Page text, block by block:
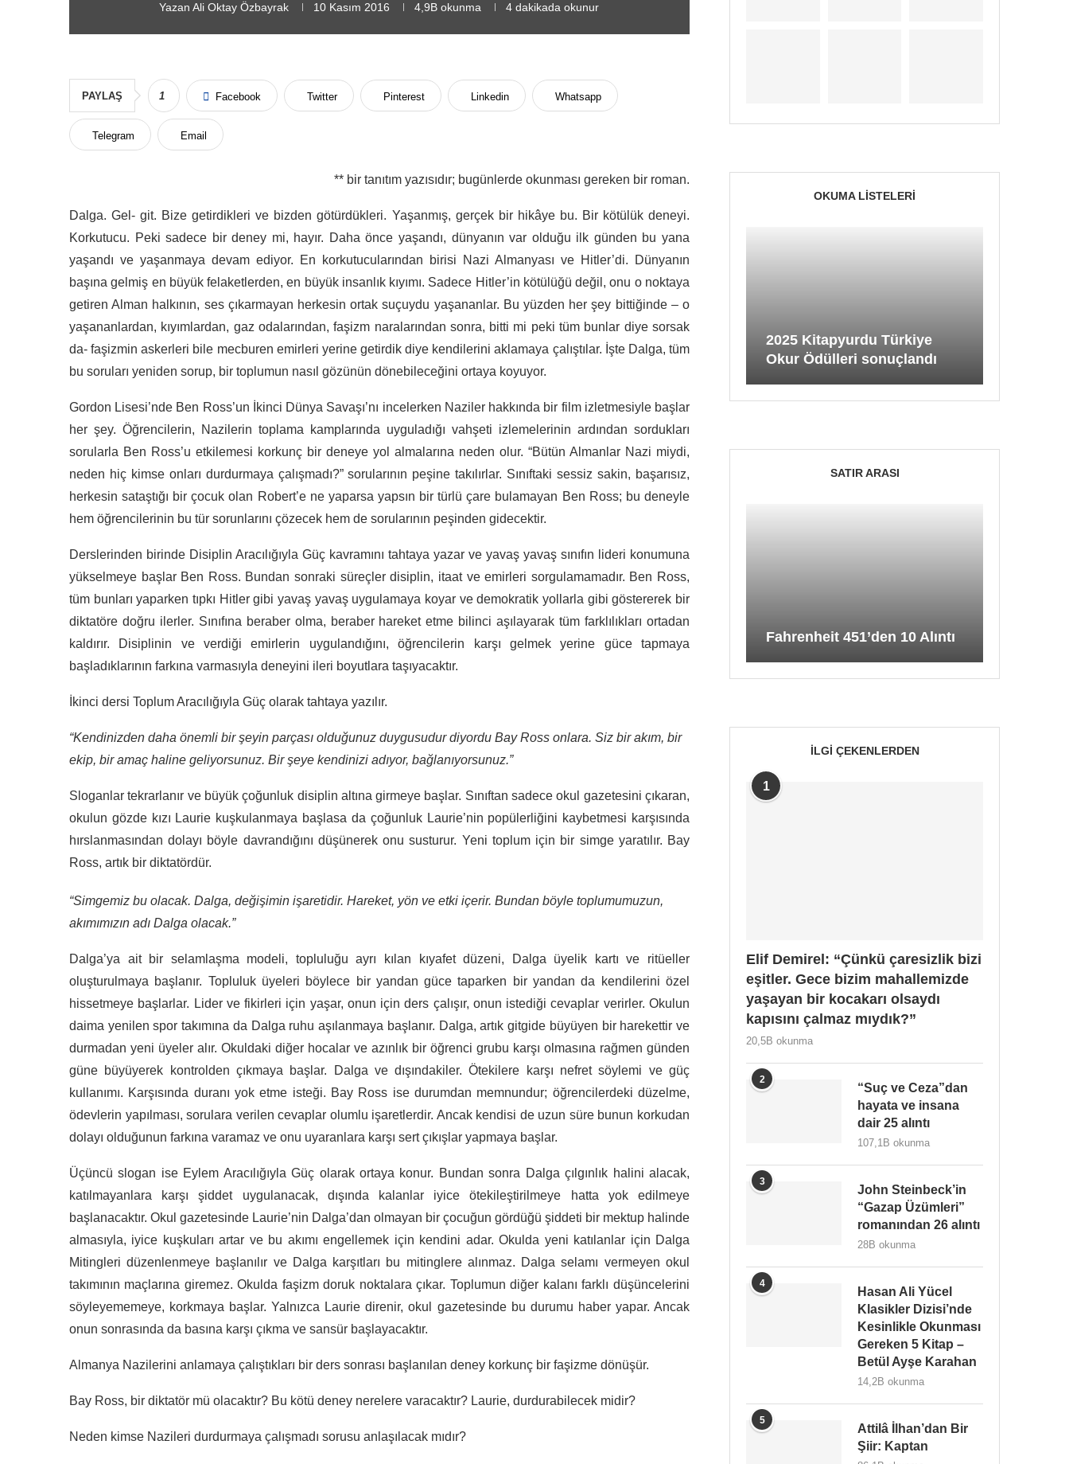
YazanAli Oktay Özbayrak 10 Kasım 2016 4,9B okunma 4 dakikada okunur
PAYLAŞ 1 Facebook Twitter Pinterest Linkedin Whatsapp
Telegram Email
** bir tanıtım yazısıdır; bugünlerde okunması gereken bir roman.
Dalga. Gel- git. Bize getirdikleri ve bizden götürdükleri. Yaşanmış, gerçek bir hikâye bu. Bir kötülük deneyi.
Korkutucu. Peki sadece bir deney mi, hayır. Daha önce yaşandı, dünyanın var olduğu ilk günden bu yana
yaşandı ve yaşanmaya devam ediyor. En korkutucularından birisi Nazi Almanyası ve Hitler’di. Dünyanın
başına gelmiş en büyük felaketlerden, en büyük insanlık kıyımı. Sadece Hitler’in kötülüğü değil, onu o noktaya
getiren Alman halkının, ses çıkarmayan herkesin ortak suçuydu yaşananlar. Bu yüzden her şey bittiğinde – o
yaşananlardan, kıyımlardan, gaz odalarından, faşizm naralarından sonra, bitti mi peki tüm bunlar diye sorsak
da- faşizmin askerleri bile mecburen emirleri yerine getirdik diye kendilerini aklamaya çalıştılar. İşte Dalga, tüm
bu soruları yeniden sorup, bir toplumun nasıl gözünün dönebileceğini ortaya koyuyor.
Gordon Lisesi’nde Ben Ross’un İkinci Dünya Savaşı’nı incelerken Naziler hakkında bir film izletmesiyle başlar
her şey. Öğrencilerin, Nazilerin toplama kamplarında uyguladığı vahşeti izlemelerinin ardından sordukları
sorularla Ben Ross’u etkilemesi korkunç bir deneye yol almalarına neden olur. “Bütün Almanlar Nazi miydi,
neden hiç kimse onları durdurmaya çalışmadı?” sorularının peşine takılırlar. Sınıftaki sessiz sakin, başarısız,
herkesin sataştığı bir çocuk olan Robert’e ne yaparsa yapsın bir türlü çare bulamayan Ben Ross; bu deneyle
hem öğrencilerinin bu tür sorunlarını çözecek hem de sorularının peşinden gidecektir.
Derslerinden birinde Disiplin Aracılığıyla Güç kavramını tahtaya yazar ve yavaş yavaş sınıfın lideri konumuna
yükselmeye başlar Ben Ross. Bundan sonraki süreçler disiplin, itaat ve emirleri sorgulamamadır. Ben Ross,
tüm bunları yaparken tıpkı Hitler gibi yavaş yavaş uygulamaya koyar ve demokratik yollarla gibi göstererek bir
diktatöre doğru ilerler. Sınıfına beraber olma, beraber hareket etme bilinci aşılayarak tüm farklılıkları ortadan
kaldırır. Disiplinin ve verdiği emirlerin uygulandığını, öğrencilerin karşı gelmek yerine güce tapmaya
başladıklarının farkına varmasıyla deneyini ileri boyutlara taşıyacaktır.
İkinci dersi Toplum Aracılığıyla Güç olarak tahtaya yazılır.
“Kendinizden daha önemli bir şeyin parçası olduğunuz duygusudur diyordu Bay Ross onlara. Siz bir akım, bir
ekip, bir amaç haline geliyorsunuz. Bir şeye kendinizi adıyor, bağlanıyorsunuz.”
Sloganlar tekrarlanır ve büyük çoğunluk disiplin altına girmeye başlar. Sınıftan sadece okul gazetesini çıkaran,
okulun gözde kızı Laurie kuşkulanmaya başlasa da çoğunluk Laurie’nin popülerliğini kaybetmesi karşısında
hırslanmasından dolayı böyle davrandığını düşünerek onu susturur. Yeni toplum için bir simge yaratılır. Bay
Ross, artık bir diktatördür.
“Simgemiz bu olacak. Dalga, değişimin işaretidir. Hareket, yön ve etki içerir. Bundan böyle toplumumuzun,
akımımızın adı Dalga olacak.”
Dalga’ya ait bir selamlaşma modeli, topluluğu ayrı kılan kıyafet düzeni, Dalga üyelik kartı ve ritüeller
oluşturulmaya başlanır. Topluluk üyeleri böylece bir yandan güce taparken bir yandan da kendilerini özel
hissetmeye başlarlar. Lider ve fikirleri için yaşar, onun için ders çalışır, onun istediği cevaplar verirler. Okulun
daima yenilen spor takımına da Dalga ruhu aşılanmaya başlanır. Dalga, artık gitgide büyüyen bir harekettir ve
durmadan yeni üyeler alır. Okuldaki diğer hocalar ve azınlık bir öğrenci grubu karşı olmasına rağmen günden
güne büyüyerek kontrolden çıkmaya başlar. Dalga ve dışındakiler. Ötekilere karşı nefret söylemi ve güç
kullanımı. Karşısında duranı yok etme isteği. Bay Ross ise durumdan memnundur; öğrencilerdeki düzelme,
ödevlerin yapılması, sorulara verilen cevaplar olumlu işaretlerdir. Ancak kendisi de uzun süre bunun korkudan
dolayı olduğunun farkına varamaz ve onu uyaranlara karşı sert çıkışlar yapmaya başlar.
Üçüncü slogan ise Eylem Aracılığıyla Güç olarak ortaya konur. Bundan sonra Dalga çılgınlık halini alacak,
katılmayanlara karşı şiddet uygulanacak, dışında kalanlar iyice ötekileştirilmeye hatta yok edilmeye
başlanacaktır. Okul gazetesinde Laurie’nin Dalga’dan olmayan bir çocuğun gördüğü şiddeti bir mektup halinde
almasıyla, iyice kuşkuları artar ve bu akımı engellemek için kendini adar. Okulda yeni katılanlar için Dalga
Mitingleri düzenlenmeye başlanılır ve Dalga karşıtları bu mitinglere alınmaz. Dalga selamı vermeyen okul
takımının maçlarına giremez. Okulda faşizm doruk noktalara çıkar. Toplumun diğer kalanı farklı düşüncelerini
söyleyememeye, korkmaya başlar. Yalnızca Laurie direnir, okul gazetesinde bu durumu haber yapar. Ancak
onun sonrasında da basına karşı çıkma ve sansür başlayacaktır.
Almanya Nazilerini anlamaya çalıştıkları bir ders sonrası başlanılan deney korkunç bir faşizme dönüşür.
Bay Ross, bir diktatör mü olacaktır? Bu kötü deney nerelere varacaktır? Laurie, durdurabilecek midir?
Neden kimse Nazileri durdurmaya çalışmadı sorusu anlaşılacak mıdır?
OKUMA LISTELERI
2025 Kitapyurdu Türkiye
Okur Ödülleri sonuçlandı
SATIR ARASI
Fahrenheit 451’den 10 Alıntı
İLGI ÇEKENLERDEN
1
Elif Demirel: “Çünkü çaresizlik bizi
eşitler. Gece bizim mahallemizde
yaşayan bir kocakarı olsaydı
kapısını çalmaz mıydık?”
20,5B okunma
2
“Suç ve Ceza”dan
hayata ve insana
dair 25 alıntı
107,1B okunma
3
John Steinbeck’in
“Gazap Üzümleri”
romanından 26 alıntı
28B okunma
4
Hasan Ali Yücel
Klasikler Dizisi’nde
Kesinlikle Okunması
Gereken 5 Kitap –
Betül Ayşe Karahan
14,2B okunma
5
Attilâ İlhan’dan Bir
Şiir: Kaptan